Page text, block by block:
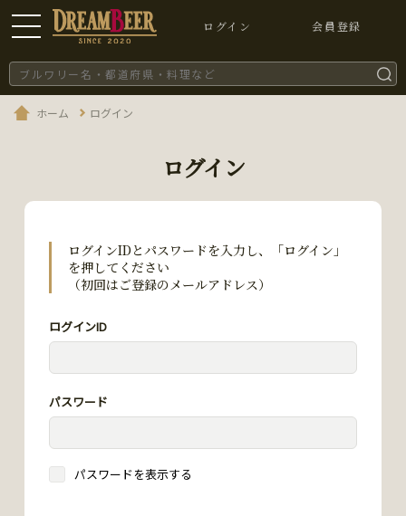
ログイン 会員登録
ホーム ログイン
ログイン
ログインIDとパスワードを入力し、「ログイン」
を押してください
（初回はご登録のメールアドレス）
ログインID
パスワード
パスワードを表示する